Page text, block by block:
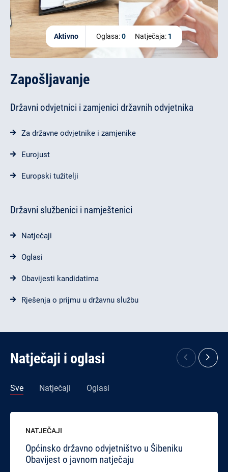
Aktivno Oglasa:0 Natječaja: 1
Zapošljavanje
Državni odvjetnici i zamjenici državnih odvjetnika
Za državne odvjetnike i zamjenike
Eurojust
Europski tužitelji
Državni službenici i namještenici
Natječaji
Oglasi
Obavijesti kandidatima
Rješenja o prijmu u državnu službu
Natječaji i oglasi
Sve Natječaji Oglasi
NATJEČAJI
Općinsko državno odvjetništvo u Šibeniku
Obavijest o javnom natječaju